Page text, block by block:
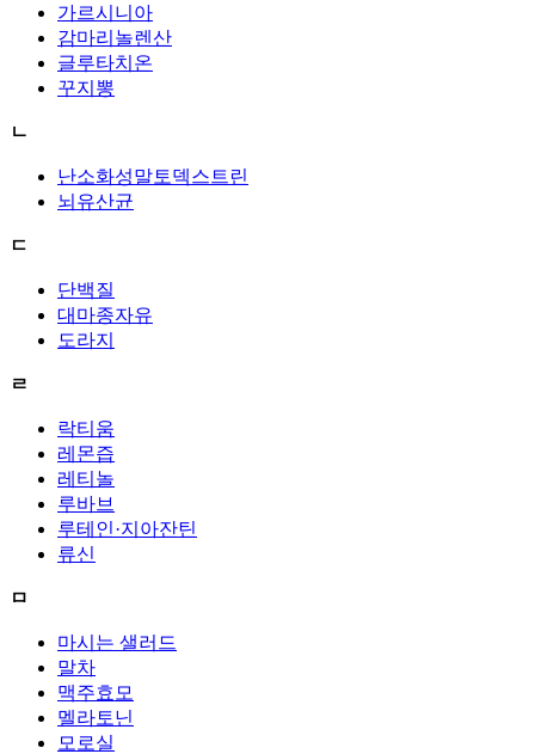
가르시니아
감마리놀렌산
글루타치온
꾸지뽕
ㄴ
난소화성말토덱스트린
뇌유산균
ㄷ
단백질
대마종자유
도라지
ㄹ
락티움
레몬즙
레티놀
루바브
루테인·지아잔틴
류신
ㅁ
마시는 샐러드
말차
맥주효모
멜라토닌
모로실